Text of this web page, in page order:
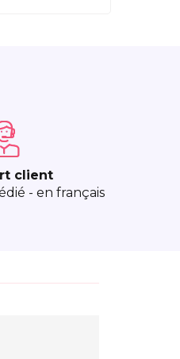
client
- en français